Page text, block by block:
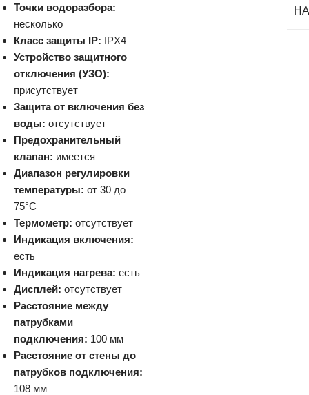
Точки водоразбора:
несколько
Класс защиты IP: IPX4
Устройство защитного
отключения (УЗО):
присутствует
Защита от включения без
воды: отсутствует
Предохранительный
клапан: имеется
Диапазон регулировки
температуры: от 30 до
75°C
Термометр: отсутствует
Индикация включения:
есть
Индикация нагрева: есть
Дисплей: отсутствует
Расстояние между
патрубками
подключения: 100 мм
Расстояние от стены до
патрубков подключения:
108 мм